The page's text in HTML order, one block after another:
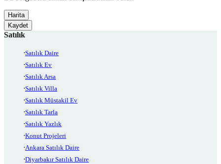
Harita
Kaydet
Satılık
Satılık Daire
Satılık Ev
Satılık Arsa
Satılık Villa
Satılık Müstakil Ev
Satılık Tarla
Satılık Yazlık
Konut Projeleri
Ankara Satılık Daire
Diyarbakır Satılık Daire